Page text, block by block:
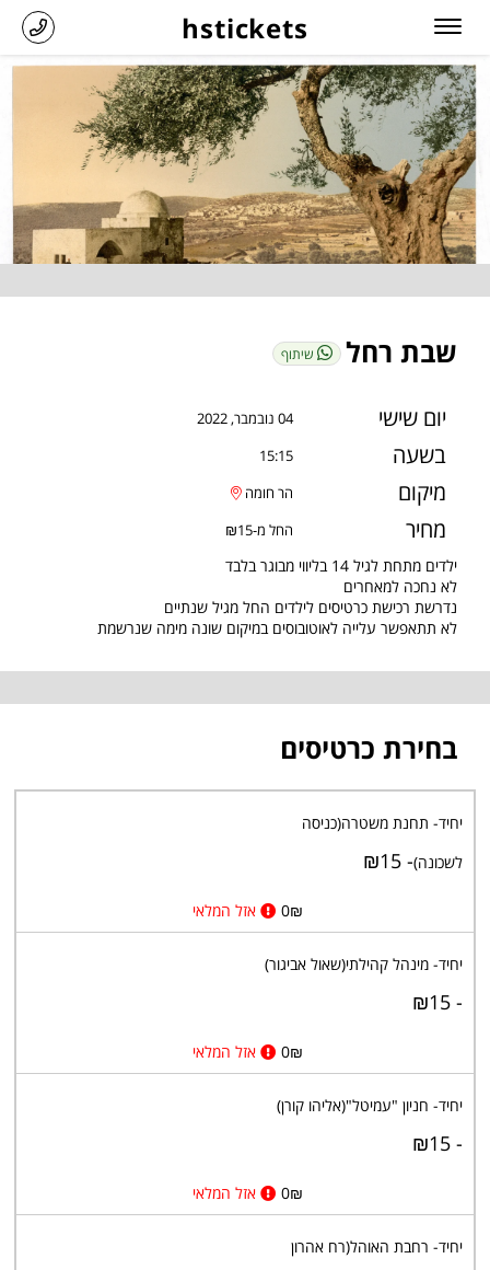
hstickets
שבת רחל שיתוף
יום שישי 04 נובמבר, 2022
בשעה 15:15
מיקום הר חומה
מחיר החל מ-₪15
ילדים מתחת לגיל 14 בליווי מבוגר בלבד
לא נחכה למאחרים
נדרשת רכישת כרטיסים לילדים החל מגיל שנתיים
לא תתאפשר עלייה לאוטובוסים במיקום שונה מימה שנרשמת
בחירת כרטיסים
יחיד- תחנת משטרה(כניסה
לשכונה)- ₪15
₪
0 אזל המלאי
יחיד- מינהל קהילתי(שאול אביגור)
- ₪15
₪
0 אזל המלאי
יחיד- חניון "עמיטל"(אליהו קורן)
- ₪15
₪
0 אזל המלאי
יחיד- רחבת האוהל(רח אהרון